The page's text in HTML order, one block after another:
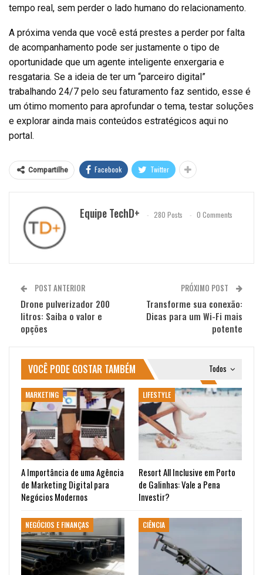
tempo real, sem perder o lado humano do relacionamento.
A próxima venda que você está prestes a perder por falta
de acompanhamento pode ser justamente o tipo de
oportunidade que um agente inteligente enxergaria e
resgataria. Se a ideia de ter um “parceiro digital”
trabalhando 24/7 pelo seu faturamento faz sentido, esse é
um ótimo momento para aprofundar o tema, testar soluções
e explorar ainda mais conteúdos estratégicos aqui no
portal.
Compartilhe Facebook Twitter
Equipe TechD+ 280 Posts 0 Comments
POST ANTERIOR
Drone pulverizador 200
litros: Saiba o valor e
opções
PRÓXIMO POST
Transforme sua conexão:
Dicas para um Wi-Fi mais
potente
Todos
VOCÊ PODE GOSTAR TAMBÉM
MARKETING
A Importância de uma Agência
de Marketing Digital para
Negócios Modernos
LIFESTYLE
Resort All Inclusive em Porto
de Galinhas: Vale a Pena
Investir?
NEGÓCIOS E FINANÇAS CIÊNCIA